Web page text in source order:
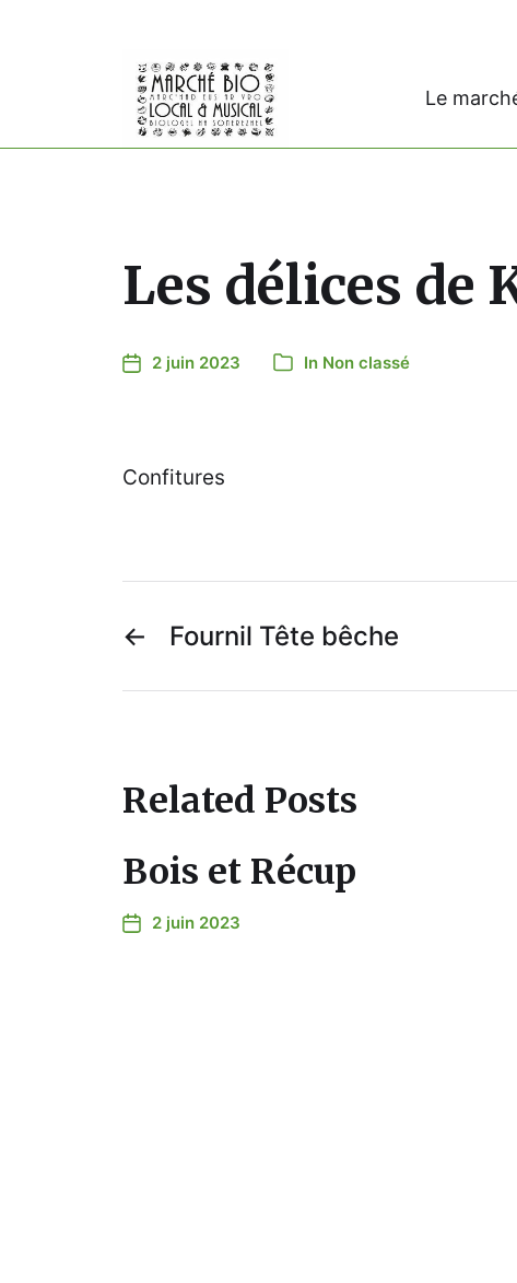
Le
Les délices de
2 juin 2023 In Non classé
Confitures
← Fournil Tête bêche
Related Posts
Bois et Récup
2 juin 2023